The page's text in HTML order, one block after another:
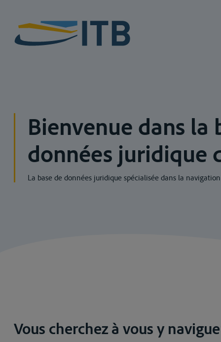
Bienvenue dans la
données juridique
La base de données juridique spécialisée dans la
Vous cherchez à vous y